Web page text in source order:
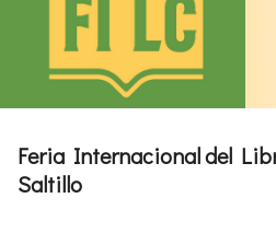
Feria Internacional del
Saltillo